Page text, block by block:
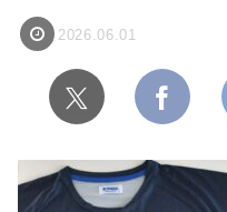
2026.06.01